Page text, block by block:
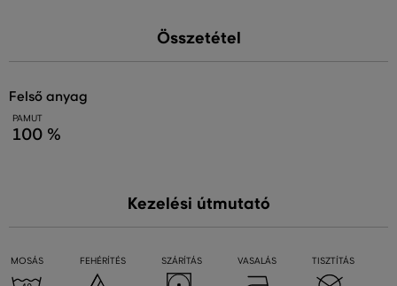
Összetétel
felső anyag
PAMUT
100 %
Kezelési útmutató
MOSÁS FEHÉRÍTÉS SZÁRÍTÁS VASALÁS TISZTÍTÁS